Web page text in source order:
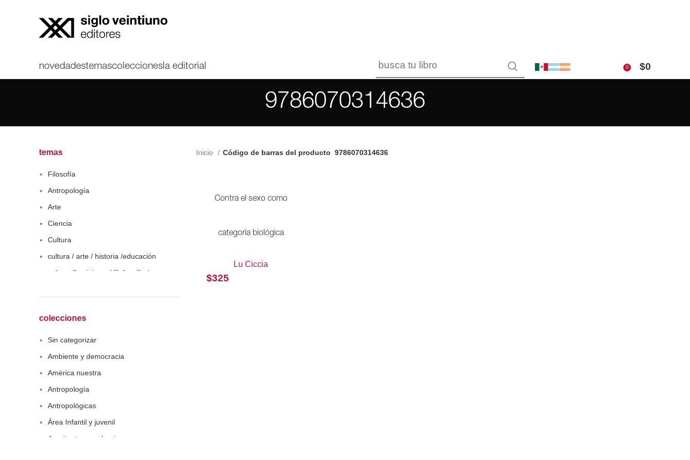
novedadestemascolecciones la editorial 0 $0
9786070314636
temas
Filosofía
Antropología
Arte
Ciencia
Cultura
cultura / arte / historia /educación
cultura /feminismo / filofosofía /
Economía
colecciones
Sin categorizar
Ambiente y democracia
América nuestra
Antropología
Antropológicas
Área Infantil y juvenil
Arquitectura y urbanismo
Inicio Código de barras del producto 9786070314636
Contra el sexo como
categoría biológica
Lu Ciccia
$325